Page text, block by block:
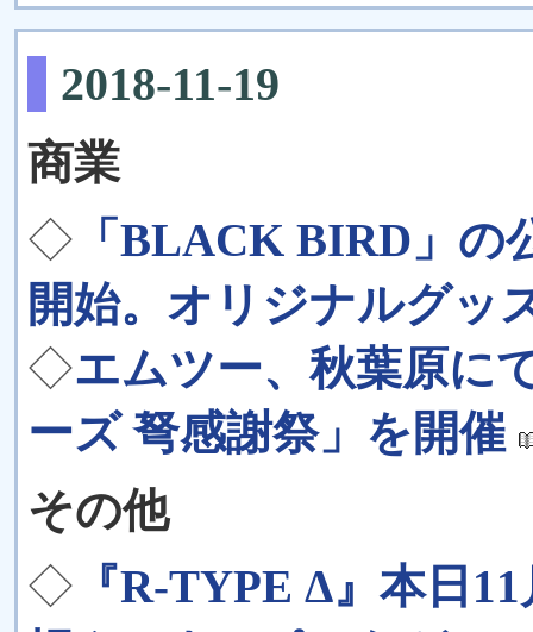
2018-11-19
商業
◇ 「BLACK BIRD」
開始。オリジナルグッ
◇エムツー、秋葉原に
ーズ 弩感謝祭」を開催
その他
◇ 『R-TYPE Δ』本日